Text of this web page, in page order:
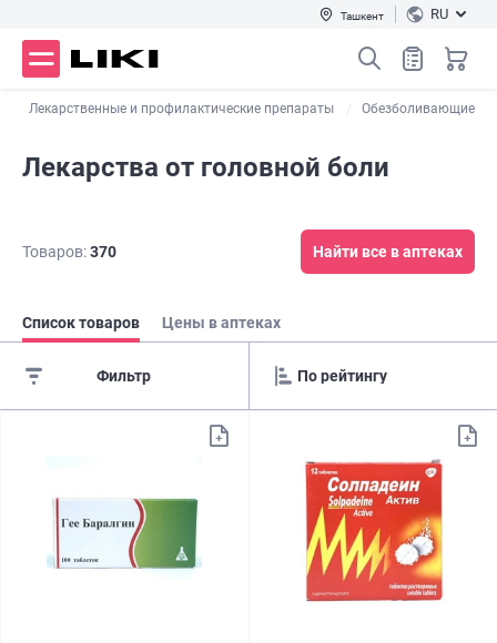
Ташкент RU
Лекарственные и профилактические препараты Обезболивающие
Лекарства от головной боли
Товаров:370 Найти все в аптеках
Список товаров Цены в аптеках
Фильтр